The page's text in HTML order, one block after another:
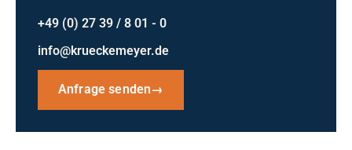
+49 (0) 27 39 / 8 01 - 0
info@krueckemeyer.de
Anfrage senden→